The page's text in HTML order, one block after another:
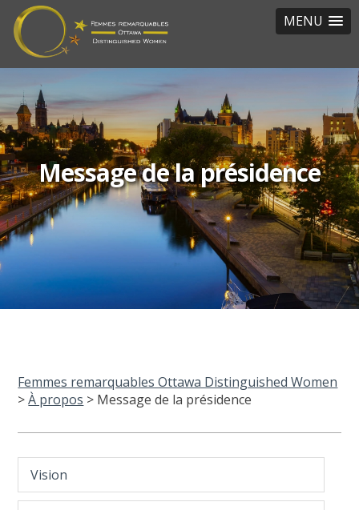
MENU
Message de la présidence
Femmes remarquables Ottawa Distinguished Women
>À propos > Message de la présidence
Vision